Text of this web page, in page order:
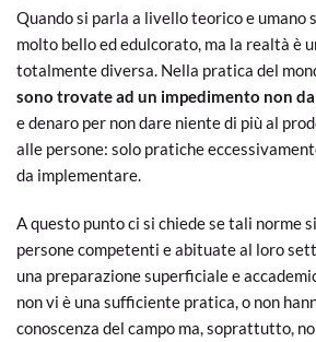
Quando si parla a livello teorico e umano
molto bello ed edulcorato, ma la realtà è
totalmente diversa. Nella pratica del
sono trovate ad un impedimento non da
e denaro per non dare niente di più al
alle persone: solo pratiche
da implementare.
A questo punto ci si chiede se tali norme
persone competenti e abituate al loro
una preparazione superficiale e
non vi è una sufficiente pratica, o non
conoscenza del campo ma, soprattutto,